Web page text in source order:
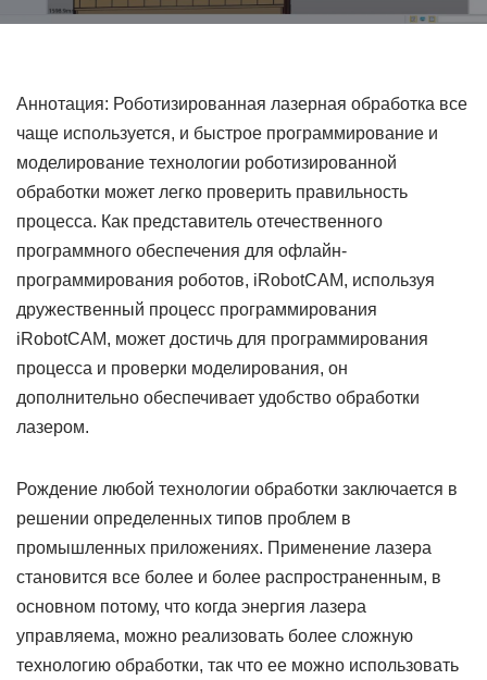
Аннотация: Роботизированная лазерная обработка все
чаще используется, и быстрое программирование и
моделирование технологии роботизированной
обработки может легко проверить правильность
процесса. Как представитель отечественного
программного обеспечения для офлайн-
программирования роботов, iRobotCAM, используя
дружественный процесс программирования
iRobotCAM, может достичь для программирования
процесса и проверки моделирования, он
дополнительно обеспечивает удобство обработки
лазером.
Рождение любой технологии обработки заключается в
решении определенных типов проблем в
промышленных приложениях. Применение лазера
становится все более и более распространенным, в
основном потому, что когда энергия лазера
управляема, можно реализовать более сложную
технологию обработки, так что ее можно использовать